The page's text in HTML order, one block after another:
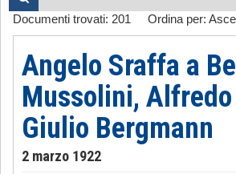
1968-2022 Dalla contestazioneOrdina per:
Documenti trovati: 201
Angelo Sraffa a
Mussolini, Alfredo
Giulio Bergmann
2 marzo 1922